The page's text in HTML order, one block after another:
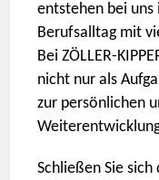
entstehen bei
Berufsalltag mit
Bei ZÖLLER-
nicht nur als
zur persönlichen
Schließen Sie sich